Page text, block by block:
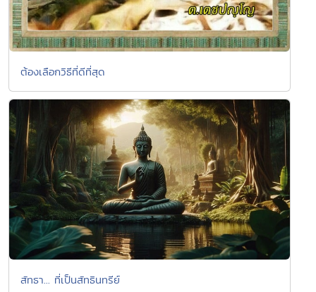
ต้องเลือกวิธีที่ดีที่สุด
สัทธา... ที่เป็นสัทธินทรีย์